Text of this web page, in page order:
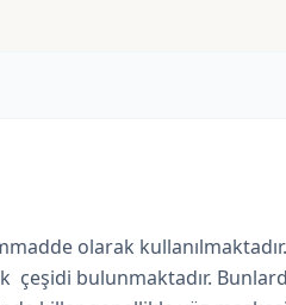
olarak
çeşidi bulunmaktadır.